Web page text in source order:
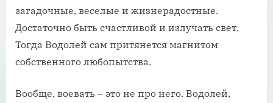
загадочные, веселые и жизнерадостные.
Достаточно быть счастливой и излучать свет.
Тогда Водолей сам притянется магнитом
собственного любопытства.
Вообще, воевать – это не про него. Водолей,